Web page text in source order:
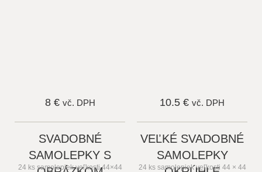
8 € vč. DPH 10.5 € vč. DPH
SVADOBNÉ
SAMOLEPKY S
24 ks samolepiek veľkosti 44×44
VEĽKÉ SVADOBNÉ
SAMOLEPKY
24 ks samolepiek veľkosti 44 × 44